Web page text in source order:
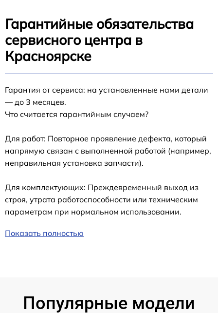
Гарантийные обязательства
сервисного центра в
Красноярске
Гарантия от сервиса: на установленные нами детали
— до 3 месяцев.
Что считается гарантийным случаем?
Для работ: Повторное проявление дефекта, который
напрямую связан с выполненной работой (например,
неправильная установка запчасти).
Для комплектующих: Преждевременный выход из
строя, утрата работоспособности или техническим
параметрам при нормальном использовании.
Показать полностью
Популярные модели